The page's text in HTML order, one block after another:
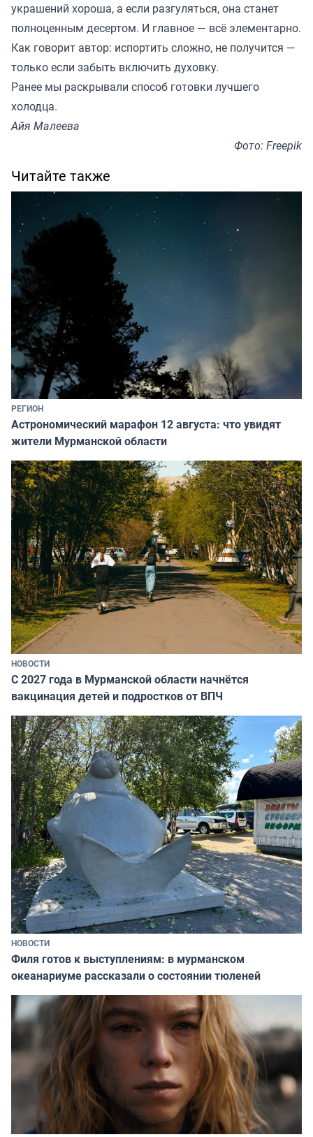
украшений хороша, а если разгуляться, она станет
полноценным десертом. И главное — всё элементарно.
Как говорит автор: испортить сложно, не получится —
только если забыть включить духовку.
Ранее мы раскрывали способ готовки лучшего
холодца.
Айя Малеева
Фото: Freepik
Читайте также
РЕГИОН
Астрономический марафон 12 августа: что увидят
жители Мурманской области
НОВОСТИ
С 2027 года в Мурманской области начнётся
вакцинация детей и подростков от ВПЧ
НОВОСТИ
Филя готов к выступлениям: в мурманском
океанариуме рассказали о состоянии тюленей